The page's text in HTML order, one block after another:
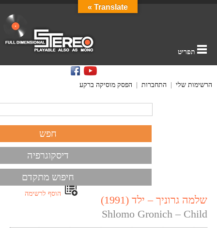
תפריט
הרשימות שלי התחברות הפסק מוסיקה ברקע
דיסקוגרפיה
חיפוש מתקדם
הוסף לרשימה
שלמה גרוניך – ילד (1991)
Shlomo Gronich – Child
Translate »